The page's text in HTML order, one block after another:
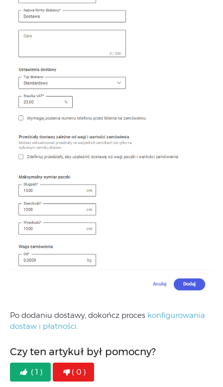
Po dodaniu dostawy, dokończ proces konfigurowania
dostaw i płatności.
Czy ten artykuł był pomocny?
( 1 ) ( 0 )